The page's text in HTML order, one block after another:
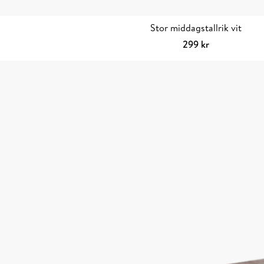
Stor middagstallrik vit
299 kr